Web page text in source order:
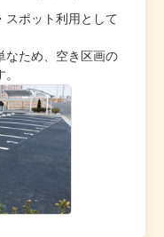
スポット利用として
なため、空き区画の